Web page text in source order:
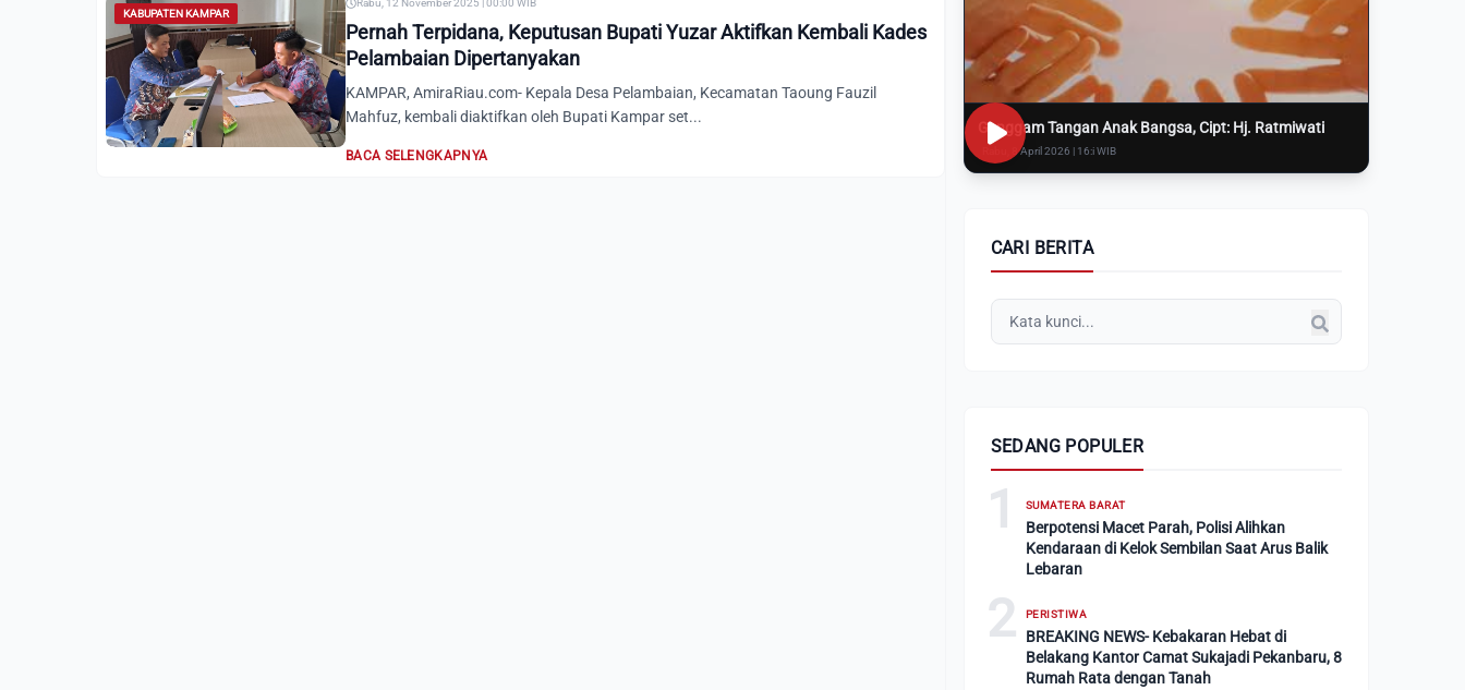
KABUPATEN KAMPAR
Rabu, 12 November 2025 | 00:00 WIB
Pernah Terpidana, Keputusan Bupati Yuzar Aktifkan Kembali Kades
Pelambaian Dipertanyakan
KAMPAR, AmiraRiau.com- Kepala Desa Pelambaian, Kecamatan Taoung Fauzil
Mahfuz, kembali diaktifkan oleh Bupati Kampar set...
BACA SELENGKAPNYA
Genggam Tangan Anak Bangsa, Cipt: Hj. Ratmiwati
Rabu, 8 April 2026 | 16:i WIB
CARI BERITA
SEDANG POPULER
1 SUMATERA BARAT
Berpotensi Macet Parah, Polisi Alihkan
Kendaraan di Kelok Sembilan Saat Arus Balik
Lebaran
2 PERISTIWA
BREAKING NEWS- Kebakaran Hebat di
Belakang Kantor Camat Sukajadi Pekanbaru, 8
Rumah Rata dengan Tanah